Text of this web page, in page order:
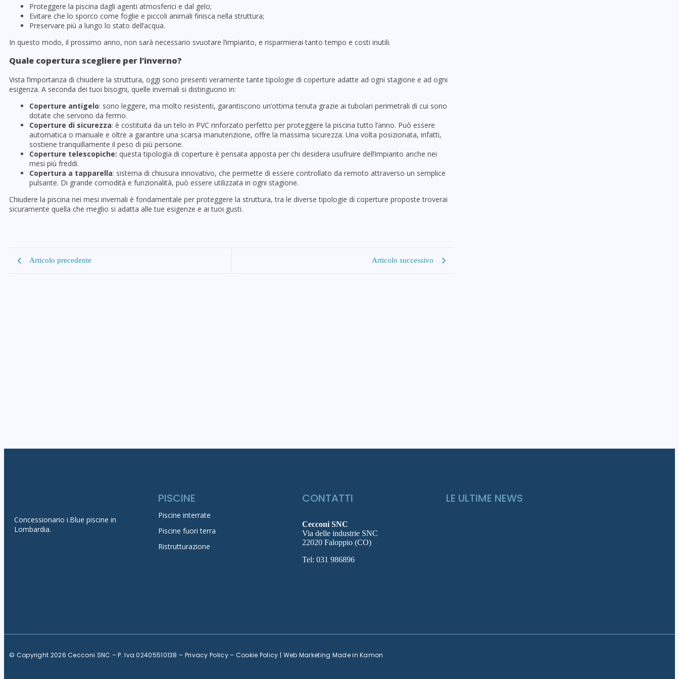
Proteggere la piscina dagli agenti atmosferici e dal gelo;
Evitare che lo sporco come foglie e piccoli animali finisca nella struttura;
Preservare più a lungo lo stato dell’acqua.
In questo modo, il prossimo anno, non sarà necessario svuotare l’impianto, e risparmierai tanto tempo e costi inutili.
Quale copertura scegliere per l’inverno?
Vista l’importanza di chiudere la struttura, oggi sono presenti veramente tante tipologie di coperture adatte ad ogni stagione e ad ogni
esigenza. A seconda dei tuoi bisogni, quelle invernali si distinguono in:
Coperture antigelo: sono leggere, ma molto resistenti, garantiscono un’ottima tenuta grazie ai tubolari perimetrali di cui sono
dotate che servono da fermo.
Coperture di sicurezza: è costituita da un telo in PVC rinforzato perfetto per proteggere la piscina tutto l’anno. Può essere
automatica o manuale e oltre a garantire una scarsa manutenzione, offre la massima sicurezza. Una volta posizionata, infatti,
sostiene tranquillamente il peso di più persone.
Coperture telescopiche: questa tipologia di coperture è pensata apposta per chi desidera usufruire dell’impianto anche nei
mesi più freddi.
Copertura a tapparella: sistema di chiusura innovativo, che permette di essere controllato da remoto attraverso un semplice
pulsante. Di grande comodità e funzionalità, può essere utilizzata in ogni stagione.
Chiudere la piscina nei mesi invernali è fondamentale per proteggere la struttura, tra le diverse tipologie di coperture proposte troverai
sicuramente quella che meglio si adatta alle tue esigenze e ai tuoi gusti.
Articolo precedente Articolo successivo
Concessionario i.Blue piscine in
Lombardia.
PISCINE
Piscine interrate
Piscine fuori terra
Ristrutturazione
CONTATTI
Cecconi SNC
Via delle industrie SNC
22020 Faloppio (CO)
Tel: 031 986896
LE ULTIME NEWS
© Copyright 2026 Cecconi SNC – P. Iva 02405510138 – Privacy Policy– Cookie Policy | Web Marketing Made inKamon